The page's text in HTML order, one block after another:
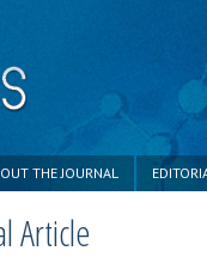
THE JOURNAL
Article